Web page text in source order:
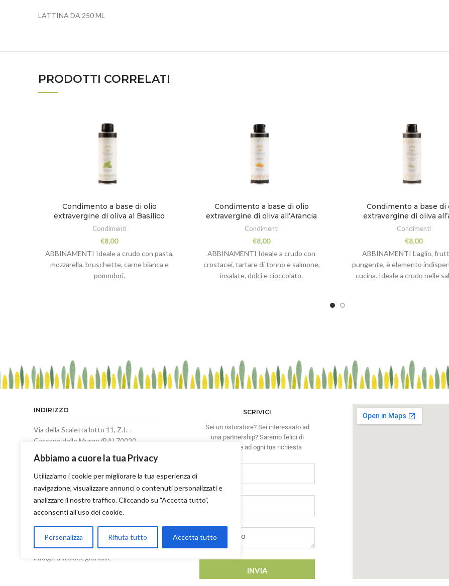
Abbiamo a cuore la tua Privacy
Utilizziamo i cookie per migliorare la tua esperienza di
navigazione, visualizzare annunci o contenuti personalizzati e
analizzare il nostro traffico. Cliccando su "Accetta tutto",
acconsenti all'uso dei cookie.
Personalizza Rifiuta tutto Accetta tutto
LATTINA DA 250 ML
PRODOTTI CORRELATI
Condimento a base di olio
extravergine di oliva al Basilico
Condimenti
€8,00
ABBINAMENTI Ideale a crudo con pasta,
mozzarella, bruschette, carne bianca e
pomodori.
Condimento a base di olio
extravergine di oliva all’Arancia
Condimenti
€8,00
ABBINAMENTI Ideale a crudo con
crostacei, tartare di tonno e salmone,
insalate, dolci e cioccolato.
Condimento a base di
extravergine di oliva
Condimenti
€8,00
ABBINAMENTI L’aglio,
pungente, è elemento
cucina. Ideale a crudo nelle
INDIRIZZO
Via della Scaletta lotto 11, Z.I. -
Cassano delle Murge (BA) 70020
Privacy Policy
Termini e Condizioni di Vendita
Cookie Policy
+39 080 775866
EMAIL
info@frantoiodegrandi.it
SCRIVICI
Sei un ristoratore? Sei interessato ad
una partnership? Saremo felici di
rispondere ad ogni tua richiesta
INVIA